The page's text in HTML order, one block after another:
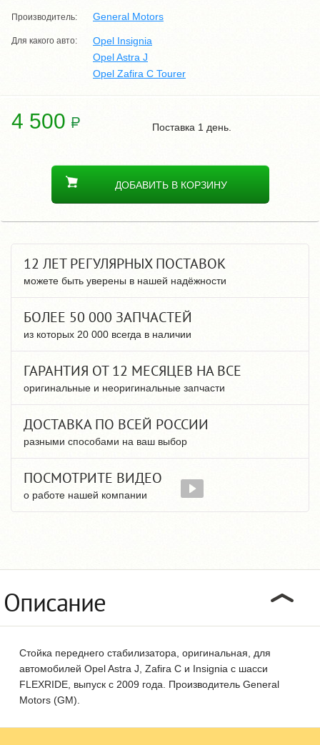
Производитель: General Motors
Для какого авто:
Opel Insignia
Opel Astra J
Opel Zafira C Tourer
4 500 Поставка 1 день.
ДОБАВИТЬ В КОРЗИНУ
12 ЛЕТ РЕГУЛЯРНЫХ ПОСТАВОК
можете быть уверены в нашей надёжности
БОЛЕЕ 50 000 ЗАПЧАСТЕЙ
из которых 20 000 всегда в наличии
ГАРАНТИЯ ОТ 12 МЕСЯЦЕВ НА ВСЕ
оригинальные и неоригинальные запчасти
ДОСТАВКА ПО ВСЕЙ РОССИИ
разными способами на ваш выбор
ПОСМОТРИТЕ ВИДЕО
о работе нашей компании
Описание
Стойка переднего стабилизатора, оригинальная, для
автомобилей Opel Astra J, Zafira C и Insignia с шасси
FLEXRIDE, выпуск с 2009 года. Производитель General
Motors (GM).